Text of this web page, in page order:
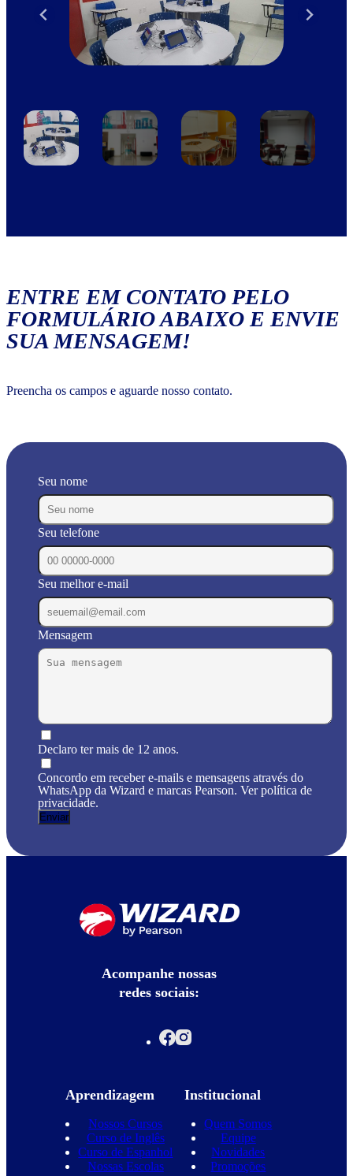
ENTRE EM CONTATO PELO
FORMULÁRIO ABAIXO E ENVIE
SUA MENSAGEM!
Preencha os campos e aguarde nosso contato.
Seu nome
Seu telefone
Seu melhor e-mail
Mensagem
Declaro ter mais de 12 anos.
Concordo em receber e-mails e mensagens através do
WhatsApp da Wizard e marcas Pearson. Ver política de
privacidade.
Acompanhe nossas
redes sociais:
Aprendizagem
Nossos Cursos
Curso de Inglês
Curso de Espanhol
Nossas Escolas
Institucional
Quem Somos
Equipe
Novidades
Promoções